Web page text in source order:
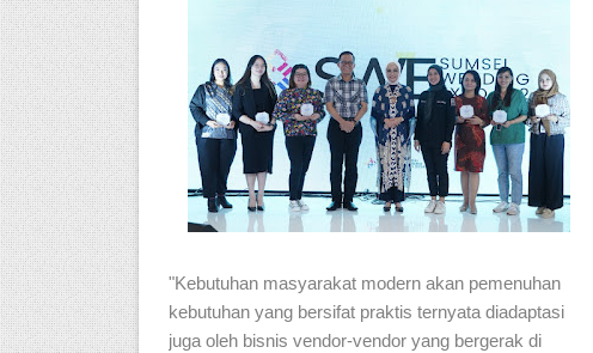
"Kebutuhan masyarakat modern akan pemenuhan
kebutuhan yang bersifat praktis ternyata diadaptasi
juga oleh bisnis vendor-vendor yang bergerak di